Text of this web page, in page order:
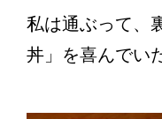
私は通ぶって、
丼」を喜んでい